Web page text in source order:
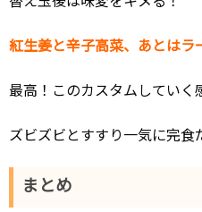
紅生姜と辛子高菜、あとはラ
最高！このカスタムしていく
ズビズビとすすり一気に完食
まとめ